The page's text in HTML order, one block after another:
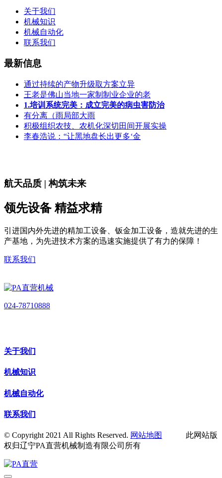
关于我们
机械知识
机械自动化
联系我们
最新信息
通过持续的产物升级取方案立异
王老是佛山当地一家制制业企业的老
1.培训系统完美：成立完美的病虫害防治
有分离（雨局部大雨
积极组织农技、农机化深切田间开展实操
李春浩说：“让黑地盘长出更多‘金
航天品质 | 构筑未来
领先设备 精益求精
引进国内外先进的精加工设备、钣金加工设备，造就先进的生
产基地，为先进技术方案的迅速实施提供了有力的保障！
联系我们
024-78710888
关于我们
机械知识
机械自动化
联系我们
© Copyright 2021 All Rights Reserved. 网站地图
此网站版
权归辽宁PA直营机械制造有限公司所有